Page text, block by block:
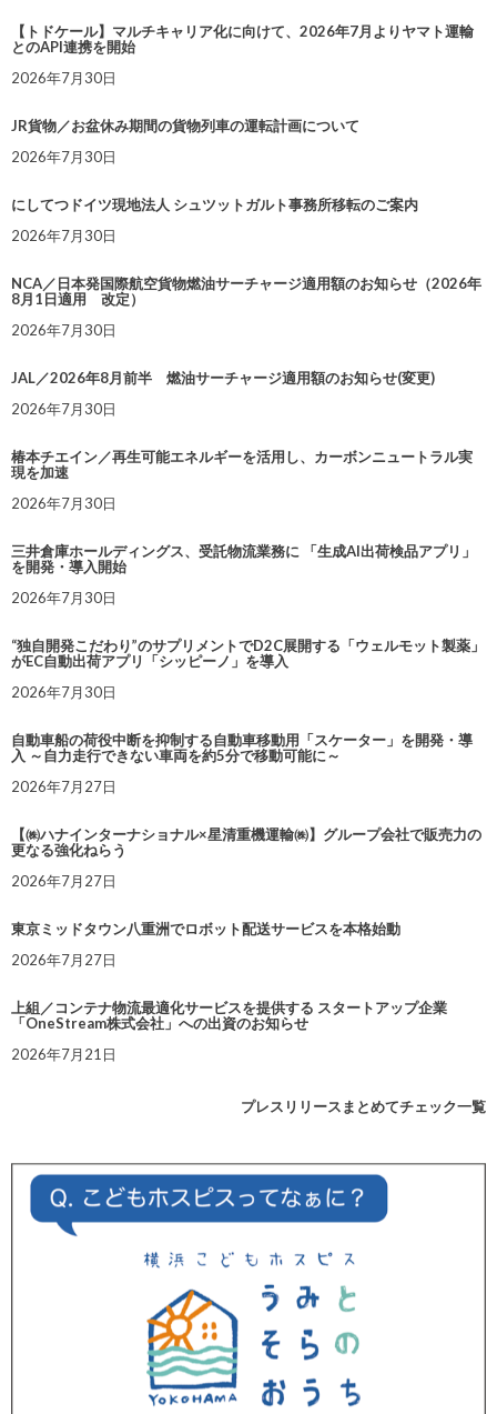
【トドケール】マルチキャリア化に向けて、2026年7月よりヤマト運輸
とのAPI連携を開始
2026年7月30日
JR貨物／お盆休み期間の貨物列車の運転計画について
2026年7月30日
にしてつドイツ現地法人 シュツットガルト事務所移転のご案内
2026年7月30日
NCA／日本発国際航空貨物燃油サーチャージ適用額のお知らせ（2026年
8月1日適用 改定）
2026年7月30日
JAL／2026年8月前半 燃油サーチャージ適用額のお知らせ(変更)
2026年7月30日
椿本チエイン／再生可能エネルギーを活用し、カーボンニュートラル実
現を加速
2026年7月30日
三井倉庫ホールディングス、受託物流業務に 「生成AI出荷検品アプリ」
を開発・導入開始
2026年7月30日
“独自開発こだわり”のサプリメントでD2C展開する「ウェルモット製薬」
がEC自動出荷アプリ「シッピーノ」を導入
2026年7月30日
自動車船の荷役中断を抑制する自動車移動用「スケーター」を開発・導
入 ～自力走行できない車両を約5分で移動可能に～
2026年7月27日
【㈱ハナインターナショナル×星清重機運輸㈱】グループ会社で販売力の
更なる強化ねらう
2026年7月27日
東京ミッドタウン八重洲でロボット配送サービスを本格始動
2026年7月27日
上組／コンテナ物流最適化サービスを提供する スタートアップ企業
「OneStream株式会社」への出資のお知らせ
2026年7月21日
プレスリリースまとめてチェック一覧